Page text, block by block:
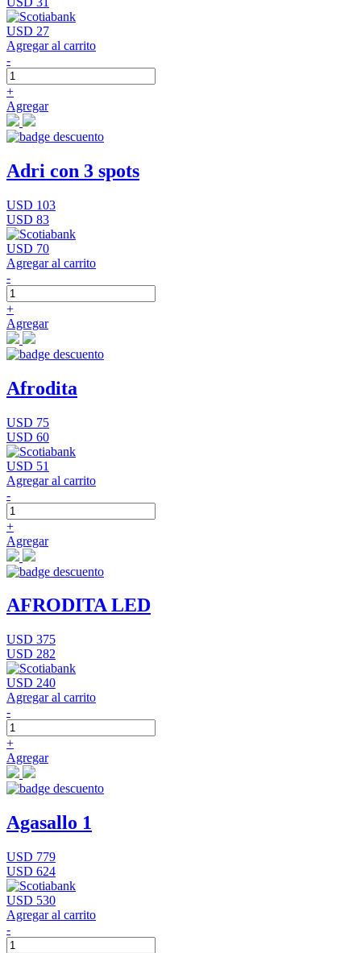
USD 27
Agregar al carrito
-
+
Agregar
Adri con 3 spots
USD 103
USD 83
USD 70
Agregar al carrito
-
+
Agregar
Afrodita
USD 75
USD 60
USD 51
Agregar al carrito
-
+
Agregar
AFRODITA LED
USD 375
USD 282
USD 240
Agregar al carrito
-
+
Agregar
Agasallo 1
USD 779
USD 624
USD 530
Agregar al carrito
-